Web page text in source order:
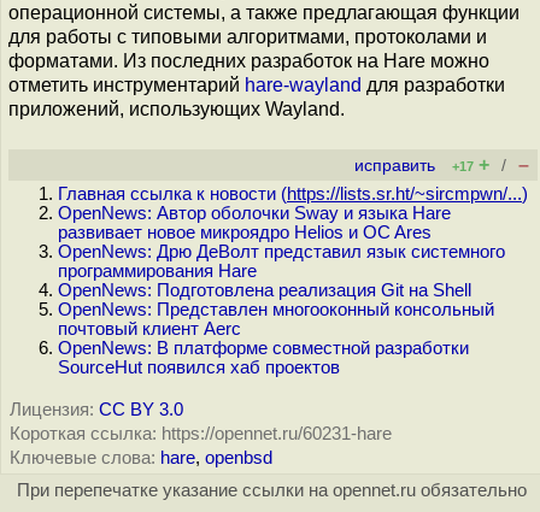
операционной системы, а также предлагающая функции
для работы с типовыми алгоритмами, протоколами и
форматами. Из последних разработок на Hare можно
отметить инструментарий hare-wayland для разработки
приложений, использующих Wayland.
исправить +17 + / –
Главная ссылка к новости (https://lists.sr.ht/~sircmpwn/...)
OpenNews: Автор оболочки Sway и языка Hare
развивает новое микроядро Helios и OC Ares
OpenNews: Дрю ДеВолт представил язык системного
программирования Hare
OpenNews: Подготовлена реализация Git на Shell
OpenNews: Представлен многооконный консольный
почтовый клиент Aerc
OpenNews: В платформе совместной разработки
SourceHut появился хаб проектов
Лицензия: CC BY 3.0
Короткая ссылка: https://opennet.ru/60231-hare
Ключевые слова: hare, openbsd
При перепечатке указание ссылки на opennet.ru обязательно